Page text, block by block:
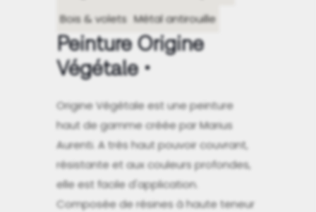
Bois & volets Métal antirouille
Peinture Origine
Végétale
Origine Végétale est une peinture
haut de gamme créée par Marius
Aurenti. A très haut pouvoir couvrant,
résistante et aux couleurs profondes,
elle est facile d'application.
Composée de résines à haute teneur